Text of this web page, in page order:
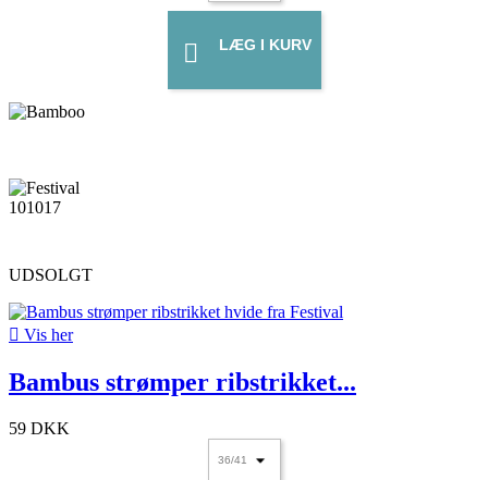
 LÆG I KURV
UDSOLGT
 Vis her
Bambus strømper ribstrikket...
59 DKK